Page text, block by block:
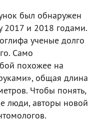
был обнаружен
2017 и 2018 годами.
ученые долго
Само
похожее на
общая длина
Чтобы понять,
люди, авторы новой